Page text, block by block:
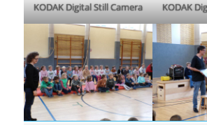
KODAK Digital Still Camera KODAK